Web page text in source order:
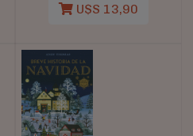
U$S 13,90